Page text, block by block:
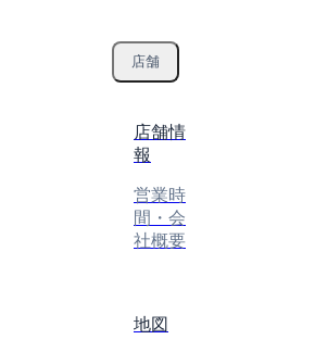
店舗
店舗情
報
営業時
間・会
社概要
地図